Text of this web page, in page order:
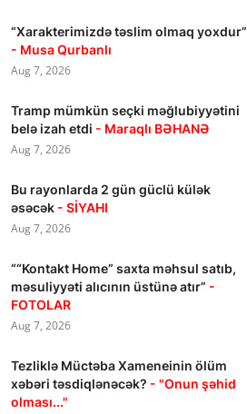
“Xarakterimizdə təslim olmaq yoxdur”
- Musa Qurbanlı
Aug 7, 2026
Tramp mümkün seçki məğlubiyyətini
belə izah etdi - Maraqlı BƏHANƏ
Aug 7, 2026
Bu rayonlarda 2 gün güclü külək
əsəcək - SİYAHI
Aug 7, 2026
““Kontakt Home” saxta məhsul satıb,
məsuliyyəti alıcının üstünə atır” -
FOTOLAR
Aug 7, 2026
Tezliklə Müctəba Xameneinin ölüm
xəbəri təsdiqlənəcək? - "Onun şəhid
olması..."